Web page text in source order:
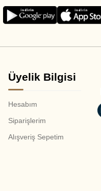
Üyelik Bilgisi
Hesabım
Siparişlerim
Alışveriş Sepetim